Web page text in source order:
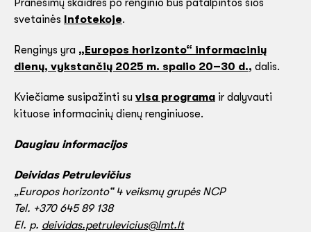
Pranešimų skaidrės po renginio bus patalpintos šios
svetainės Infotekoje.
Renginys yra „Europos horizonto“ informacinių
dienų, vykstančių 2025 m. spalio 20–30 d., dalis.
Kviečiame susipažinti su visa programa ir dalyvauti
kituose informacinių dienų renginiuose.
Daugiau informacijos
Deividas Petrulevičius
„Europos horizonto“ 4 veiksmų grupės NCP
Tel. +370 645 89 138
El. p. deividas.petrulevicius@lmt.lt